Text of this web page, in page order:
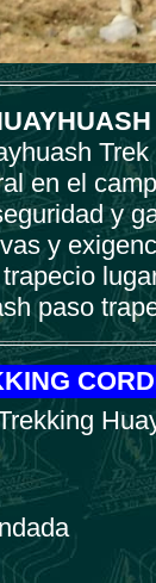
en el
y
y
paso